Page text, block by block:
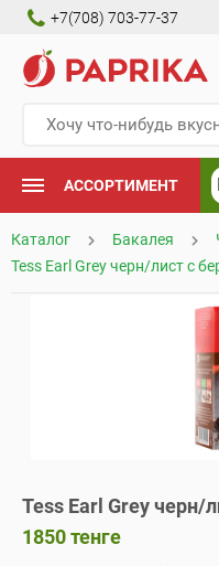
+7(708) 703-77-37
АССОРТИМЕНТ
Каталог Бакалея
Tess Earl Grey черн/лист с
Tess Earl Grey черн/
1850тенге